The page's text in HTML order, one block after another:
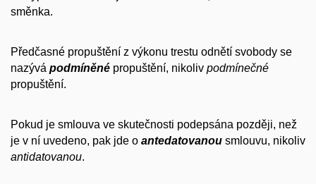
směnka.
Předčasné propuštění z výkonu trestu odnětí svobody se
nazývá podmíněné propuštění, nikoliv podmínečné
propuštění.
Pokud je smlouva ve skutečnosti podepsána později, než
je v ní uvedeno, pak jde o antedatovanou smlouvu, nikoliv
antidatovanou.